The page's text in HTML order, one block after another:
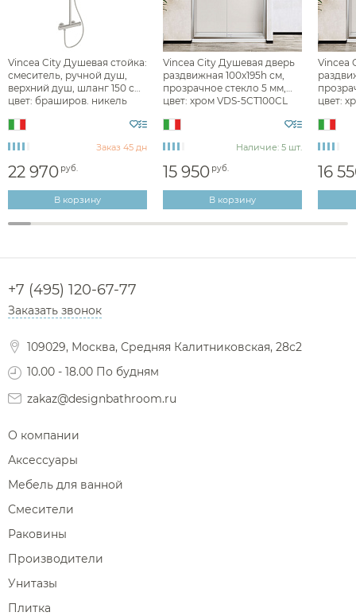
Диспенсеры ватных дисков
Vincea City Душевая стойка:
смеситель, ручной душ,
верхний душ, шланг 150 см,
цвет: браширов. никель
Заказ 45 дн
22 970 руб.
В корзину
Vincea City Душевая дверь
раздвижная 100x195h см,
прозрачное стекло 5 мм,
цвет: хром VDS-5CT100CL
Наличие: 5 шт.
15 950 руб.
В корзину
Vincea
цвет:
16
+7 (495) 120-67-77
Заказать звонок
109029, Москва, Средняя Калитниковская, 28с2
10.00 - 18.00 По будням
zakaz@designbathroom.ru
О компании
Аксессуары
Мебель для ванной
Смесители
Раковины
Производители
Унитазы
Плитка